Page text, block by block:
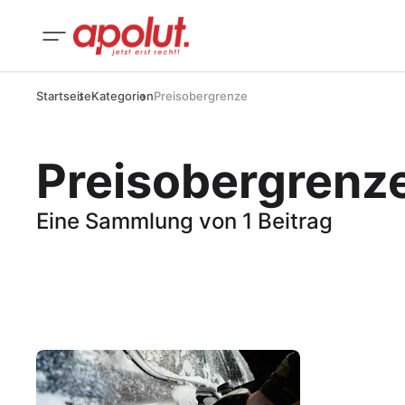
StartseiteKategorienPreisobergrenze
Eine Sammlung von 1 Beitrag